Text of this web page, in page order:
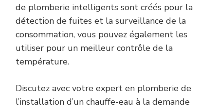
de plomberie intelligents sont créés pour la
détection de fuites et la surveillance de la
consommation, vous pouvez également les
utiliser pour un meilleur contrôle de la
température.
Discutez avec votre expert en plomberie de
l’installation d’un chauffe-eau à la demande